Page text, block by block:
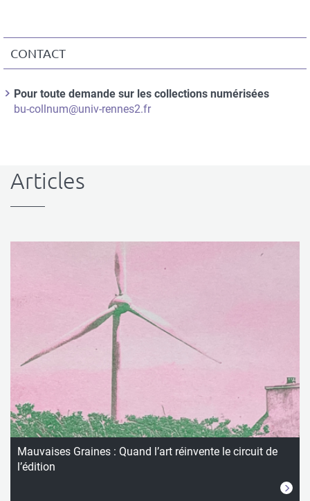
CONTACT
Informations
du
Nom
du
Pour toute demande sur les collections numérisées
Courriel
bu-collnum@univ-rennes2.fr
Articles
Mauvaises Graines : Quand l’art réinvente le circuit de
l’édition